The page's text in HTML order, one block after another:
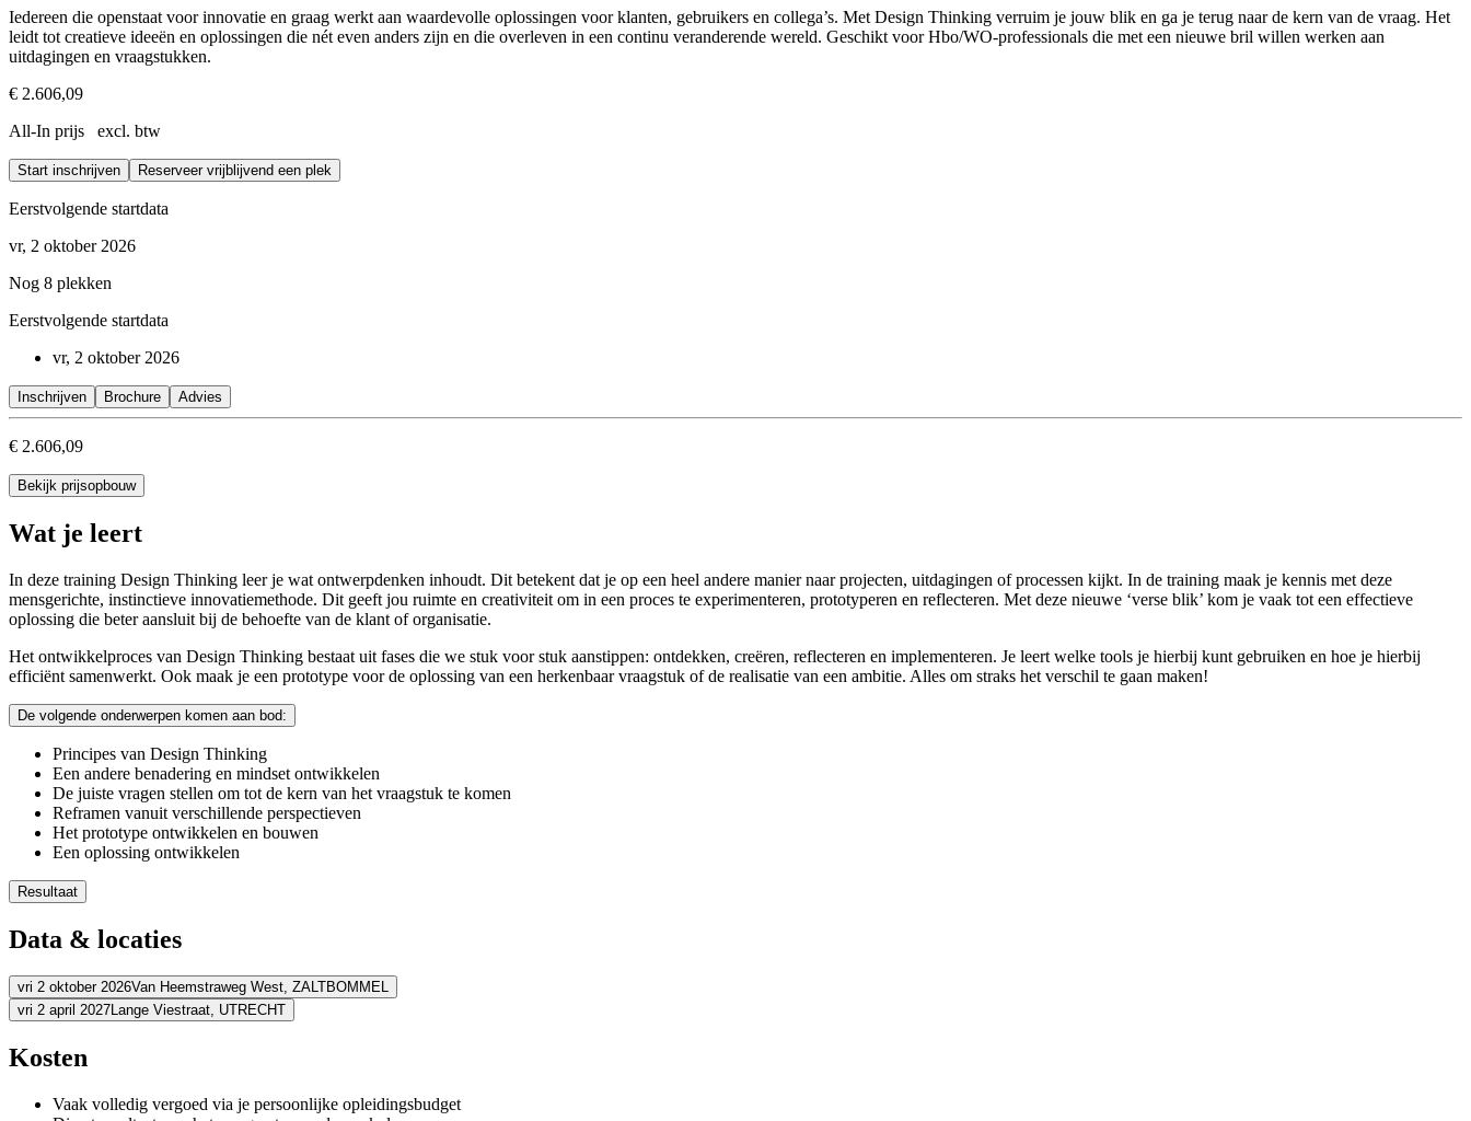
Iedereen die openstaat voor innovatie en graag werkt aan waardevolle oplossingen voor klanten, gebruikers en collega’s. Met Design Thinking verruim je jouw blik en ga je terug naar de kern van de vraag. Het
leidt tot creatieve ideeën en oplossingen die nét even anders zijn en die overleven in een continu veranderende wereld. Geschikt voor Hbo/WO-professionals die met een nieuwe bril willen werken aan
uitdagingen en vraagstukken.
€ 2.606,09
All-In prijs excl. btw
Start inschrijven Reserveer vrijblijvend een plek
Eerstvolgende startdata
vr, 2 oktober 2026
Nog 8 plekken
Eerstvolgende startdata
vr, 2 oktober 2026
Inschrijven Brochure Advies
€ 2.606,09
Bekijk prijsopbouw
Wat je leert
In deze training Design Thinking leer je wat ontwerpdenken inhoudt. Dit betekent dat je op een heel andere manier naar projecten, uitdagingen of processen kijkt. In de training maak je kennis met deze
mensgerichte, instinctieve innovatiemethode. Dit geeft jou ruimte en creativiteit om in een proces te experimenteren, prototyperen en reflecteren. Met deze nieuwe ‘verse blik’ kom je vaak tot een effectieve
oplossing die beter aansluit bij de behoefte van de klant of organisatie.
Het ontwikkelproces van Design Thinking bestaat uit fases die we stuk voor stuk aanstippen: ontdekken, creëren, reflecteren en implementeren. Je leert welke tools je hierbij kunt gebruiken en hoe je hierbij
efficiënt samenwerkt. Ook maak je een prototype voor de oplossing van een herkenbaar vraagstuk of de realisatie van een ambitie. Alles om straks het verschil te gaan maken!
De volgende onderwerpen komen aan bod:
Principes van Design Thinking
Een andere benadering en mindset ontwikkelen
De juiste vragen stellen om tot de kern van het vraagstuk te komen
Reframen vanuit verschillende perspectieven
Het prototype ontwikkelen en bouwen
Een oplossing ontwikkelen
Resultaat
Je kijkt op een creatieve manier naar organisatieprocessen en uitdagingen
Je hebt de tools om complexe innovatievraagstukken op te lossen
Je inspireert je collega’s of team tot Design Thinking
Je gaat actief aan de slag met ontwerpvraagstukken en zet vernieuwing in gang
Je zet Design Thinking in binnen jouw organisatie
Data & locaties
vri 2 oktober 2026Van Heemstraweg West, ZALTBOMMEL
Adres
Schouten & Nelissen
vri 2 april 2027Lange Viestraat, UTRECHT
Adres
Bekijk route
Kosten
Vaak volledig vergoed via je persoonlijke opleidingsbudget